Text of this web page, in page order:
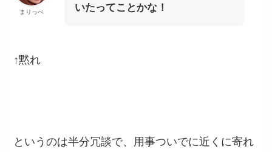
まりっぺ
いたってことかな！
↑黙れ
というのは半分冗談で、用事ついでに近くに寄れ